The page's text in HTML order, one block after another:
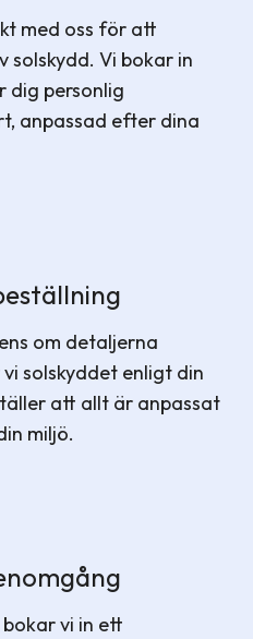
med oss för att
solskydd. Vi bokar in
dig personlig
anpassad efter dina
om detaljerna
solskyddet enligt din
att allt är anpassat
miljö.
vi in ett